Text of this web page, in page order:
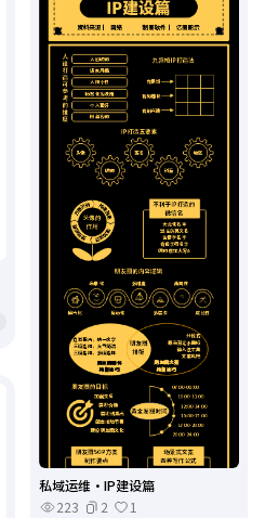
私域运维·IP建设篇
223
2
1